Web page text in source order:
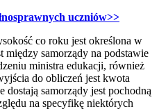
uczniów>>
co roku jest określona w
między samorządy na podstawie
ministra edukacji, również
do obliczeń jest kwota
dostają samorządy jest pochodną
na specyfikę niektórych